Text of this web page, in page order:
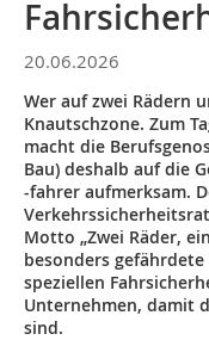
20.06.2026
Wer auf zwei Rädern
Knautschzone. Zum
macht die
Bau) deshalb auf die
-fahrer aufmerksam.
Motto „Zwei Räder,
besonders
speziellen
Unternehmen, damit
sind.